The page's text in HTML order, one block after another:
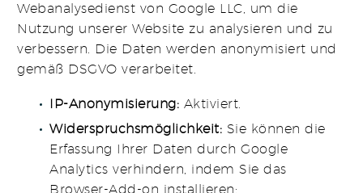
Webanalysedienst von Google LLC, um die
Nutzung unserer Website zu analysieren und zu
verbessern. Die Daten werden anonymisiert und
gemäß DSGVO verarbeitet.
IP-Anonymisierung: Aktiviert.
Widerspruchsmöglichkeit: Sie können die
Erfassung Ihrer Daten durch Google
Analytics verhindern, indem Sie das
Browser-Add-on installieren: